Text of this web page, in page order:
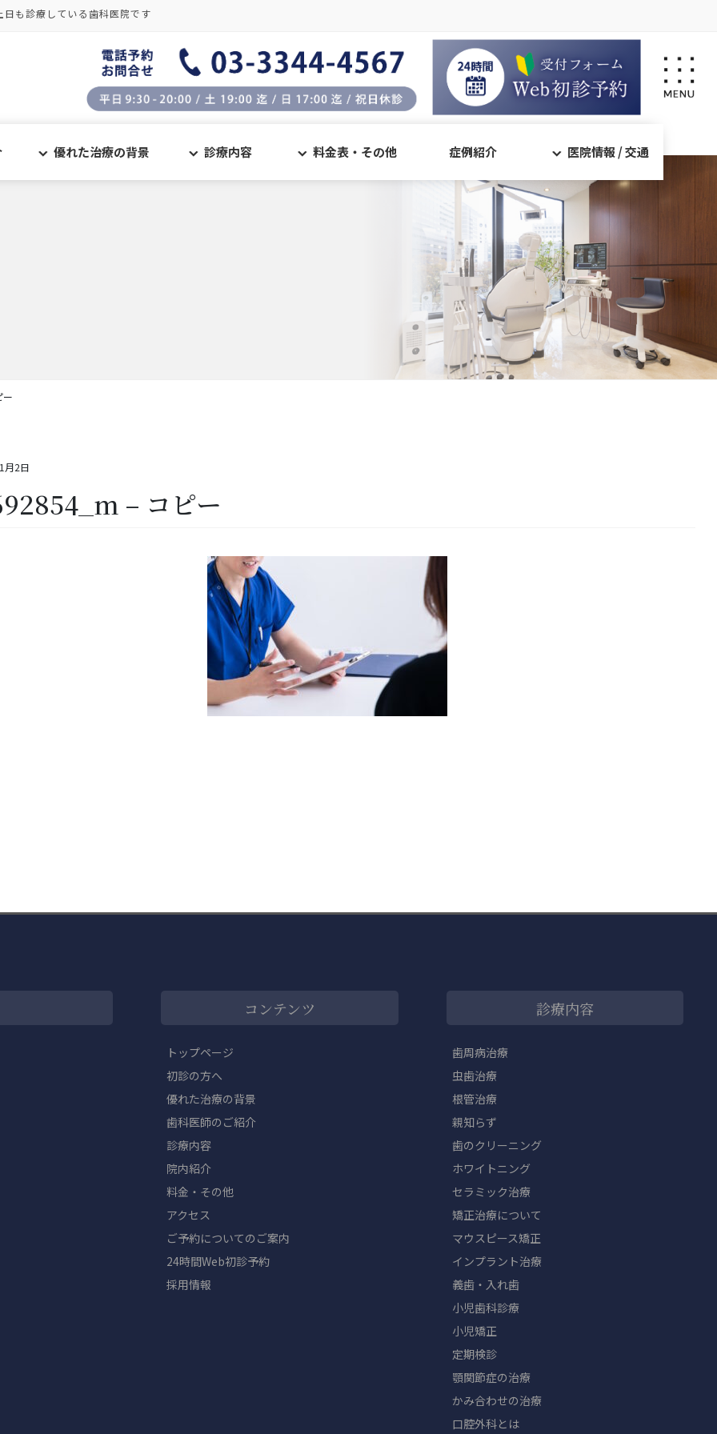
も診療している歯科医院です
優れた治療の背景 診療内容 料金表・その他 症例紹介 医院情報 / 交通
ー
月2日
– コピー
コンテンツ
トップページ
初診の方へ
優れた治療の背景
歯科医師のご紹介
診療内容
院内紹介
料金・その他
アクセス
ご予約についてのご案内
24時間Web初診予約
採用情報
診療内容
歯周病治療
虫歯治療
根管治療
親知らず
歯のクリーニング
ホワイトニング
セラミック治療
矯正治療について
マウスピース矯正
インプラント治療
義歯・入れ歯
小児歯科診療
小児矯正
定期検診
顎関節症の治療
かみ合わせの治療
口腔外科とは